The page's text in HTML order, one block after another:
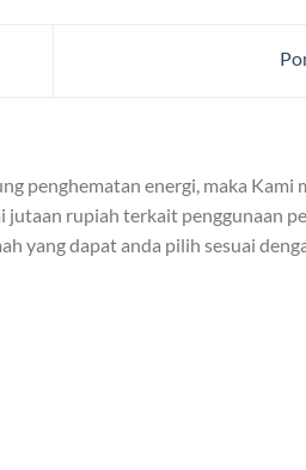
penghematan energi, maka Kami
jutaan rupiah terkait penggunaan
yang dapat anda pilih sesuai